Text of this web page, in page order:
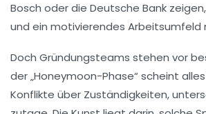
Bosch oder die Deutsche Bank
und ein motivierendes
Doch Gründungsteams stehen vor
der „Honeymoon-Phase“ scheint
Konflikte über Zuständigkeiten,